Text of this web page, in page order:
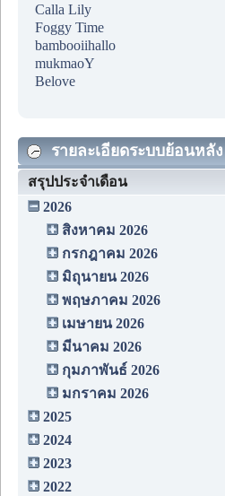
Calla Lily
Foggy Time
bambooiihallo
mukmaoY
Belove
รายละเอียดระบบย้อนหลัง
สรุปประจำเดือน
2026
สิงหาคม 2026
กรกฎาคม 2026
มิถุนายน 2026
พฤษภาคม 2026
เมษายน 2026
มีนาคม 2026
กุมภาพันธ์ 2026
มกราคม 2026
2025
2024
2023
2022